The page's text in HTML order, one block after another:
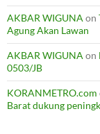
AKBAR WIGUNA on
Agung Akan Lawan
AKBAR WIGUNA on
0503/JB
KORANMETRO.com
Barat dukung